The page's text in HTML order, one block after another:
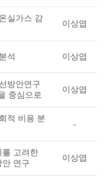
실가스 감
이상엽
석 이상엽
방안연구
중심으로
이상엽
적 비용 분
-
를 고려한
안 연구
이상엽